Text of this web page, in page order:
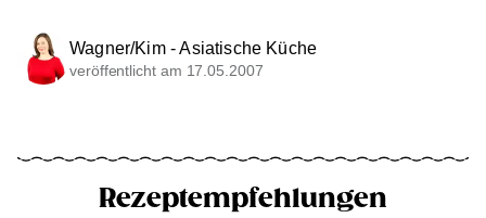
Wagner/Kim - Asiatische Küche
veröffentlicht am 17.05.2007
Rezeptempfehlungen